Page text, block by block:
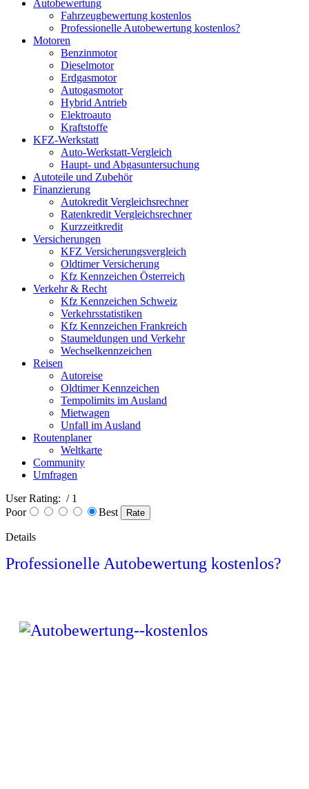
Autobewertung
Fahrzeugbewertung kostenlos
Professionelle Autobewertung kostenlos?
Motoren
Benzinmotor
Dieselmotor
Erdgasmotor
Autogasmotor
Hybrid Antrieb
Elektroauto
Kraftstoffe
KFZ-Werkstatt
Auto-Werkstatt-Vergleich
Haupt- und Abgasuntersuchung
Autoteile und Zubehör
Finanzierung
Autokredit Vergleichsrechner
Ratenkredit Vergleichsrechner
Kurzzeitkredit
Versicherungen
KFZ Versicherungsvergleich
Oldtimer Versicherung
Kfz Kennzeichen Österreich
Verkehr & Recht
Kfz Kennzeichen Schweiz
Verkehrsstatistiken
Kfz Kennzeichen Frankreich
Staumeldungen und Verkehr
Wechselkennzeichen
Reisen
Autoreise
Oldtimer Kennzeichen
Tempolimits im Ausland
Mietwagen
Unfall im Ausland
Routenplaner
Weltkarte
Community
Umfragen
User Rating: / 1
Poor
Best
Details
Professionelle Autobewertung kostenlos?